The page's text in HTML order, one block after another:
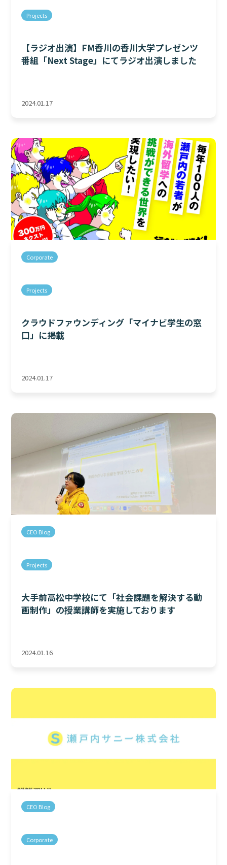
Projects
【ラジオ出演】FM香川の香川大学プレゼンツ
番組「Next Stage」にてラジオ出演しました
2024.01.17
Corporate
Projects
クラウドファウンディング「マイナビ学生の窓
口」に掲載
2024.01.17
CEO Blog
Projects
大手前高松中学校にて「社会課題を解決する動
画制作」の授業講師を実施しております
2024.01.16
CEO Blog
Corporate